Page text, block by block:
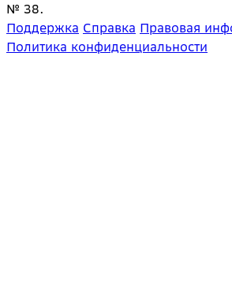
№ 38.
Поддержка Справка Правовая
Политика конфиденциальности